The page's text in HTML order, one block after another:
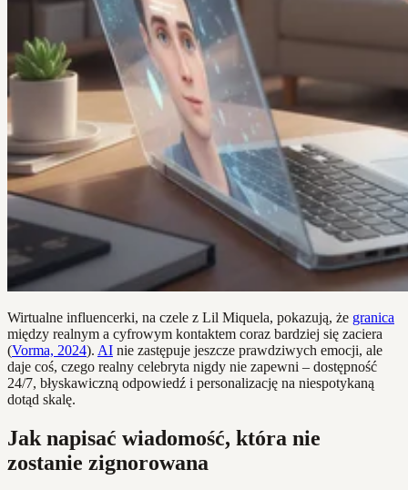
Wirtualne influencerki, na czele z Lil Miquela, pokazują, że granica
między realnym a cyfrowym kontaktem coraz bardziej się zaciera
(Vorma, 2024). AI nie zastępuje jeszcze prawdziwych emocji, ale
daje coś, czego realny celebryta nigdy nie zapewni – dostępność
24/7, błyskawiczną odpowiedź i personalizację na niespotykaną
dotąd skalę.
Jak napisać wiadomość, która nie
zostanie zignorowana